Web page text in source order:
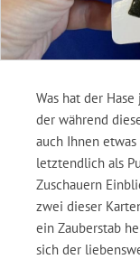
Was hat der
der während
auch Ihnen
letztendlich als
Zuschauern
zwei dieser
ein Zauberstab
sich der